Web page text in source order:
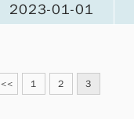
2023-01-01
<< 1 2 3